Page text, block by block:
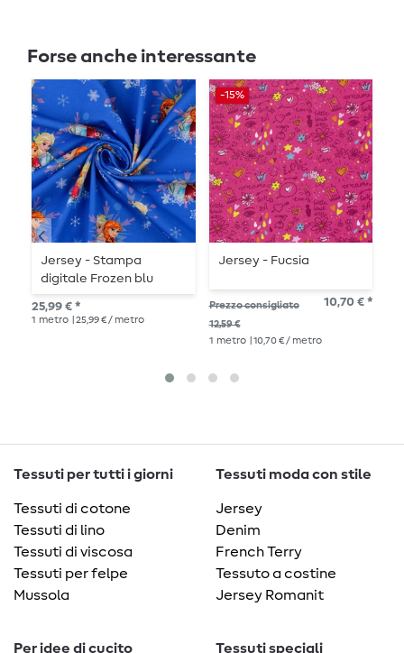
Forse anche interessante
Jersey - Stampa
digitale Frozen blu
25,99 € *
1 metro | 25,99 € / metro
-15%
Jersey - Fucsia
Prezzo consigliato
12,59 €
10,70 € *
1 metro | 10,70 € / metro
Tessuti per tutti i giorni
Tessuti di cotone
Tessuti di lino
Tessuti di viscosa
Tessuti per felpe
Mussola
Tessuti moda con stile
Jersey
Denim
French Terry
Tessuto a costine
Jersey Romanit
Per idee di cucito
Tessuti speciali